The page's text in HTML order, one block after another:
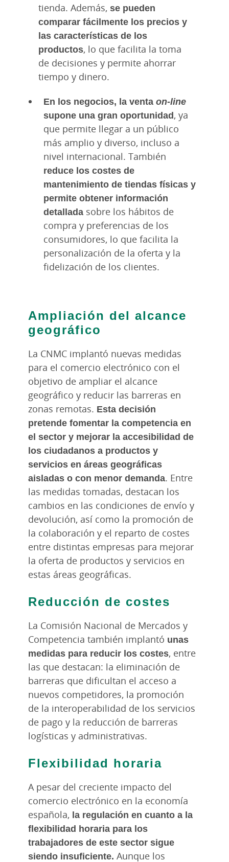
tienda. Además, se pueden
comparar fácilmente los precios y
las características de los
productos, lo que facilita la toma
de decisiones y permite ahorrar
tiempo y dinero.
En los negocios, la venta on-line
supone una gran oportunidad, ya
que permite llegar a un público
más amplio y diverso, incluso a
nivel internacional. También
reduce los costes de
mantenimiento de tiendas físicas y
permite obtener información
detallada sobre los hábitos de
compra y preferencias de los
consumidores, lo que facilita la
personalización de la oferta y la
fidelización de los clientes.
Ampliación del alcance
geográfico
La CNMC implantó nuevas medidas
para el comercio electrónico con el
objetivo de ampliar el alcance
geográfico y reducir las barreras en
zonas remotas. Esta decisión
pretende fomentar la competencia en
el sector y mejorar la accesibilidad de
los ciudadanos a productos y
servicios en áreas geográficas
aisladas o con menor demanda. Entre
las medidas tomadas, destacan los
cambios en las condiciones de envío y
devolución, así como la promoción de
la colaboración y el reparto de costes
entre distintas empresas para mejorar
la oferta de productos y servicios en
estas áreas geográficas.
Reducción de costes
La Comisión Nacional de Mercados y
Competencia también implantó unas
medidas para reducir los costes, entre
las que destacan: la eliminación de
barreras que dificultan el acceso a
nuevos competidores, la promoción
de la interoperabilidad de los servicios
de pago y la reducción de barreras
logísticas y administrativas.
Flexibilidad horaria
A pesar del creciente impacto del
comercio electrónico en la economía
española, la regulación en cuanto a la
flexibilidad horaria para los
trabajadores de este sector sigue
siendo insuficiente. Aunque los